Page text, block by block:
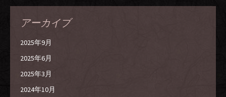
アーカイブ
2025年9月
2025年6月
2025年3月
2024年10月